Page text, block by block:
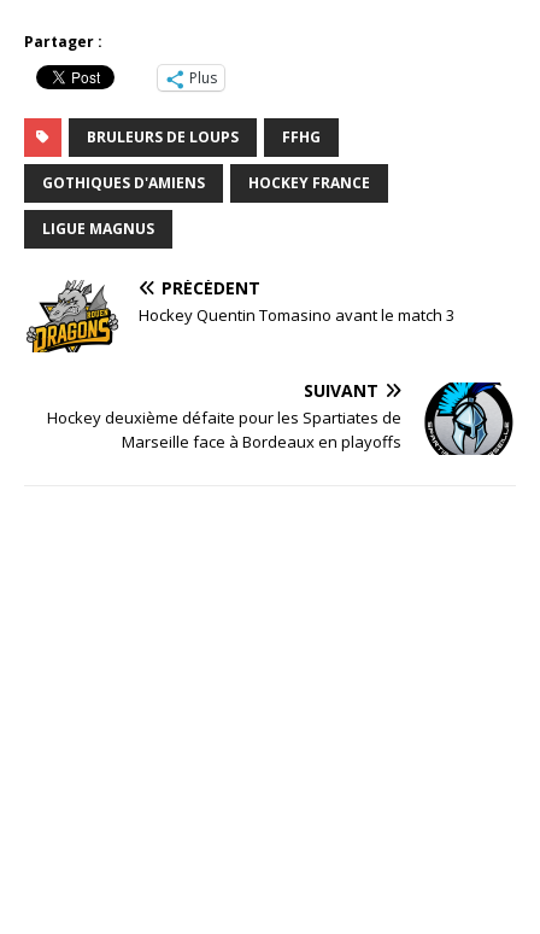
Partager :
Plus
BRULEURS DE LOUPS FFHG
GOTHIQUES D'AMIENS HOCKEY FRANCE
LIGUE MAGNUS
PRÉCÉDENT
Hockey Quentin Tomasino avant le match 3
SUIVANT
Hockey deuxième défaite pour les Spartiates de
Marseille face à Bordeaux en playoffs